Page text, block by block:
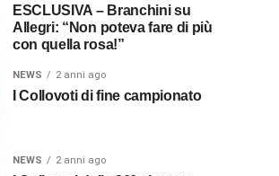
ESCLUSIVA – Branchini su
Allegri: “Non poteva fare di più
con quella rosa!”
NEWS 2 anni ago
I Collovoti di fine campionato
NEWS 2 anni ago